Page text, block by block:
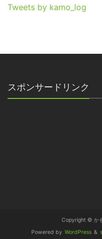
Tweets by kamo_log
スポンサードリンク
Copyright © か
Powered by WordPress &